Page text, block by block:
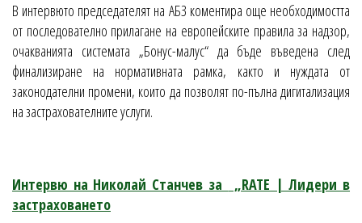
В интервюто председателят на АБЗ коментира още необходимостта
от последователно прилагане на европейските правила за надзор,
очакванията системата „Бонус-малус“ да бъде въведена след
финализиране на нормативната рамка, както и нуждата от
законодателни промени, които да позволят по-пълна дигитализация
на застрахователните услуги.
Интервю на Николай Станчев за „RATE | Лидери в
застраховането